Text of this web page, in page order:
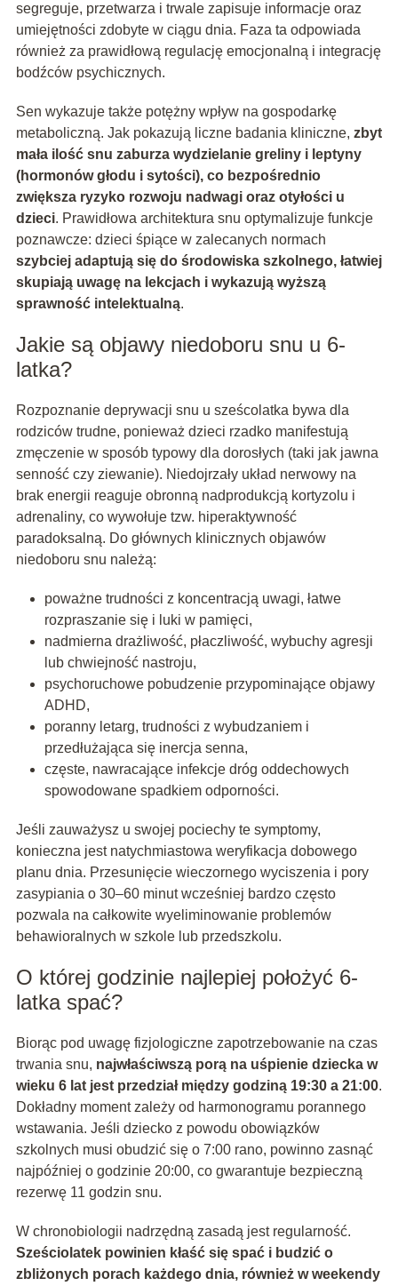
segreguje, przetwarza i trwale zapisuje informacje oraz
umiejętności zdobyte w ciągu dnia. Faza ta odpowiada
również za prawidłową regulację emocjonalną i integrację
bodźców psychicznych.
Sen wykazuje także potężny wpływ na gospodarkę
metaboliczną. Jak pokazują liczne badania kliniczne, zbyt
mała ilość snu zaburza wydzielanie greliny i leptyny
(hormonów głodu i sytości), co bezpośrednio
zwiększa ryzyko rozwoju nadwagi oraz otyłości u
dzieci. Prawidłowa architektura snu optymalizuje funkcje
poznawcze: dzieci śpiące w zalecanych normach
szybciej adaptują się do środowiska szkolnego, łatwiej
skupiają uwagę na lekcjach i wykazują wyższą
sprawność intelektualną.
Jakie są objawy niedoboru snu u 6-
latka?
Rozpoznanie deprywacji snu u sześcolatka bywa dla
rodziców trudne, ponieważ dzieci rzadko manifestują
zmęczenie w sposób typowy dla dorosłych (taki jak jawna
senność czy ziewanie). Niedojrzały układ nerwowy na
brak energii reaguje obronną nadprodukcją kortyzolu i
adrenaliny, co wywołuje tzw. hiperaktywność
paradoksalną. Do głównych klinicznych objawów
niedoboru snu należą:
poważne trudności z koncentracją uwagi, łatwe
rozpraszanie się i luki w pamięci,
nadmierna drażliwość, płaczliwość, wybuchy agresji
lub chwiejność nastroju,
psychoruchowe pobudzenie przypominające objawy
ADHD,
poranny letarg, trudności z wybudzaniem i
przedłużająca się inercja senna,
częste, nawracające infekcje dróg oddechowych
spowodowane spadkiem odporności.
Jeśli zauważysz u swojej pociechy te symptomy,
konieczna jest natychmiastowa weryfikacja dobowego
planu dnia. Przesunięcie wieczornego wyciszenia i pory
zasypiania o 30–60 minut wcześniej bardzo często
pozwala na całkowite wyeliminowanie problemów
behawioralnych w szkole lub przedszkolu.
O której godzinie najlepiej położyć 6-
latka spać?
Biorąc pod uwagę fizjologiczne zapotrzebowanie na czas
trwania snu, najwłaściwszą porą na uśpienie dziecka w
wieku 6 lat jest przedział między godziną 19:30 a 21:00.
Dokładny moment zależy od harmonogramu porannego
wstawania. Jeśli dziecko z powodu obowiązków
szkolnych musi obudzić się o 7:00 rano, powinno zasnąć
najpóźniej o godzinie 20:00, co gwarantuje bezpieczną
rezerwę 11 godzin snu.
W chronobiologii nadrzędną zasadą jest regularność.
Sześciolatek powinien kłaść się spać i budzić o
zbliżonych porach każdego dnia, również w weekendy